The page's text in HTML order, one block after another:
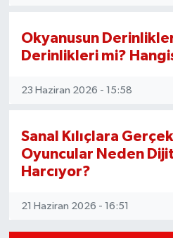
Okyanusun
Derinlikleri mi?
23 Haziran 2026 - 15:58
Sanal Kılıçlara
Oyuncular Neden
Harcıyor?
21 Haziran 2026 - 16:51
TARİHTE BUGÜN
TÜRKİYE